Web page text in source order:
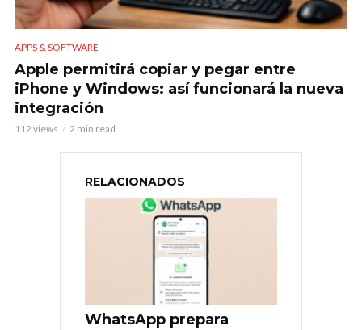
APPS & SOFTWARE
Apple permitirá copiar y pegar entre
iPhone y Windows: así funcionará la nueva
integración
112 views 2 min read
RELACIONADOS
WhatsApp prepara